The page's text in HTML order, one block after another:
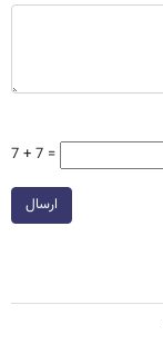
7 + 7 =
ارسال